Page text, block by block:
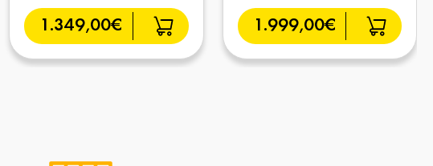
1.349,00€ 1.999,00€